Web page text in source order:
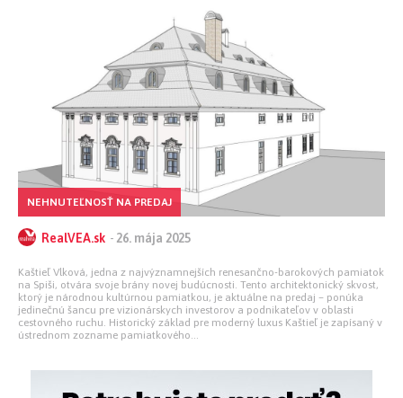
NEHNUTEĽNOSŤ NA PREDAJ
RealVEA.sk - 26. mája 2025
Kaštieľ Vlková, jedna z najvýznamnejších renesančno-barokových pamiatok
na Spiši, otvára svoje brány novej budúcnosti. Tento architektonický skvost,
ktorý je národnou kultúrnou pamiatkou, je aktuálne na predaj – ponúka
jedinečnú šancu pre vizionárskych investorov a podnikateľov v oblasti
cestovného ruchu. Historický základ pre moderný luxus Kaštieľ je zapísaný v
ústrednom zozname pamiatkového...